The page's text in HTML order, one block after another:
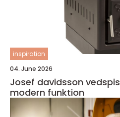
inspiration
04. June 2026
Josef davidsson vedspis klassisk värme med
modern funktion